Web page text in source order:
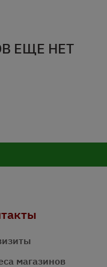
ЕЩЕ НЕТ
магазинов